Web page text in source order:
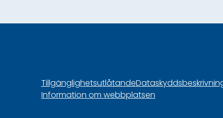
Tillgänglighetsutlåtande
Information om webbplatsen